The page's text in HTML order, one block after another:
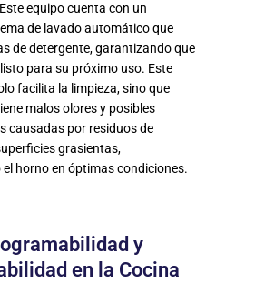
equipo cuenta con un
de lavado automático que
de detergente, garantizando que
para su próximo uso. Este
facilita la limpieza, sino que
malos olores y posibles
causadas por residuos de
grasientas,
horno en óptimas condiciones.
y
en la Cocina